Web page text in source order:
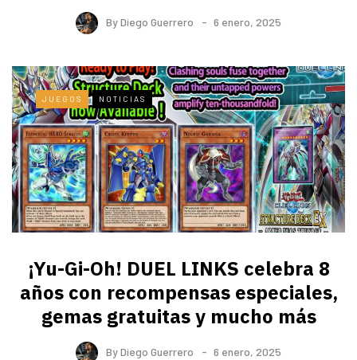
ByDiego Guerrero 6 enero, 2025
JUEGOS NOTICIAS
¡Yu-Gi-Oh! DUEL LINKS celebra 8
años con recompensas especiales,
gemas gratuitas y mucho más
ByDiego Guerrero 6 enero, 2025